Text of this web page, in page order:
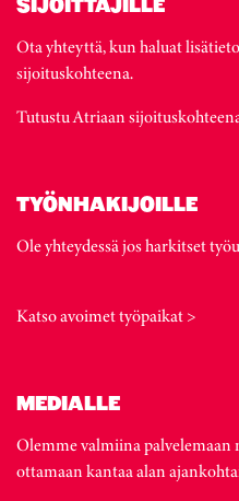
Ota yhteyttä, kun haluat
sijoituskohteena.
Tutustu Atriaan
TYÖNHAKIJOILLE
Ole yhteydessä jos harkitset
Katso avoimet työpaikat >
MEDIALLE
Olemme valmiina palvelemaan
ottamaan kantaa alan